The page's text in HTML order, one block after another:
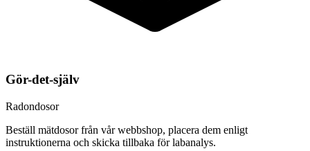
Gör-det-själv
Radondosor
Beställ mätdosor från vår webbshop, placera dem enligt
instruktionerna och skicka tillbaka för labanalys.